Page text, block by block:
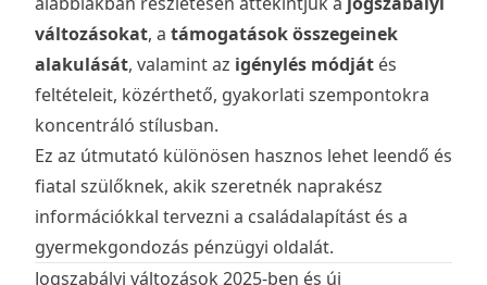
változásokat, a támogatások összegeinek
alakulását, valamint az igénylés módját és
feltételeit, közérthető, gyakorlati szempontokra
koncentráló stílusban.
Ez az útmutató különösen hasznos lehet leendő és
fiatal szülőknek, akik szeretnék naprakész
információkkal tervezni a családalapítást és a
gyermekgondozás pénzügyi oldalát.
Jogszabályi változások 2025-ben és új